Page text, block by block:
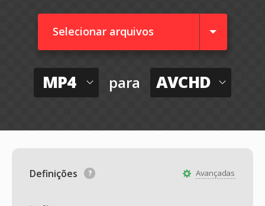
Selecionar arquivos
MP4 para AVCHD
Avançadas
Definições